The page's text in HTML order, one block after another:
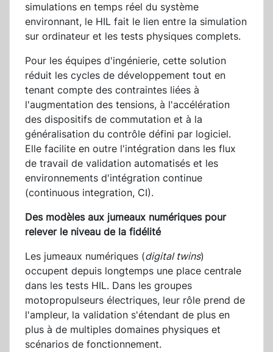
simulations en temps réel du système
environnant, le HIL fait le lien entre la simulation
sur ordinateur et les tests physiques complets.
Pour les équipes d'ingénierie, cette solution
réduit les cycles de développement tout en
tenant compte des contraintes liées à
l'augmentation des tensions, à l'accélération
des dispositifs de commutation et à la
généralisation du contrôle défini par logiciel.
Elle facilite en outre l'intégration dans les flux
de travail de validation automatisés et les
environnements d'intégration continue
(continuous integration, CI).
Des modèles aux jumeaux numériques pour
relever le niveau de la fidélité
Les jumeaux numériques (digital twins)
occupent depuis longtemps une place centrale
dans les tests HIL. Dans les groupes
motopropulseurs électriques, leur rôle prend de
l'ampleur, la validation s'étendant de plus en
plus à de multiples domaines physiques et
scénarios de fonctionnement.